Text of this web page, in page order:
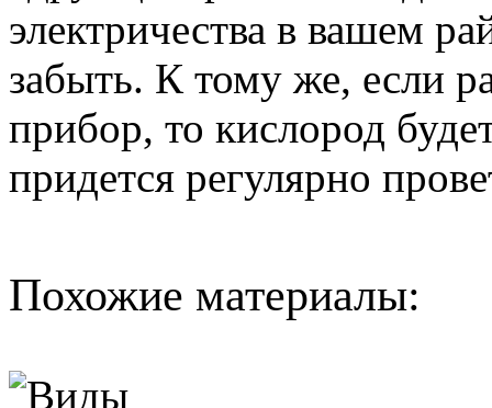
электричества в вашем
забыть. К тому же, если
прибор, то кислород
придется регулярно
Похожие материалы: